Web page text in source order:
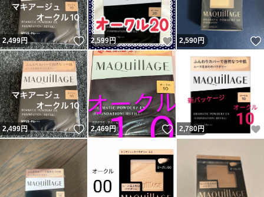
2,499円 いいね！
2,599円 いいね！
2,590円
2,499円 いいね！
2,469円 いいね！
2,780円